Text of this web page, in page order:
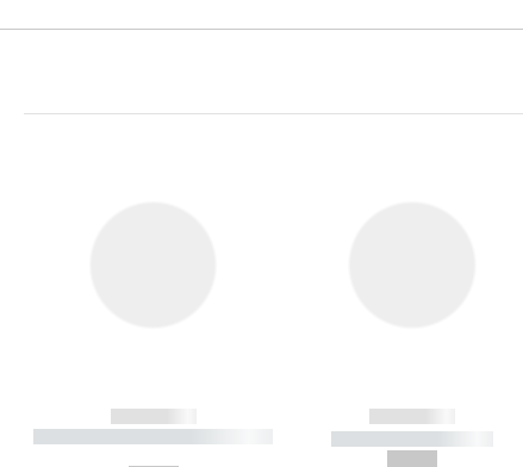
------------
----------- ----------- ----------
------------
----------- -----------